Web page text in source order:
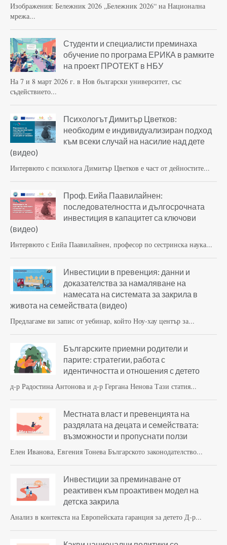
Изображения: Бележник 2026 „Бележник 2026“ на Национална
мрежа...
Студенти и специалисти преминаха
обучение по програма ЕРИКА в рамките
на проект ПРОТЕКТ в НБУ
На 7 и 8 март 2026 г. в Нов български университет, със
съдействието...
Психологът Димитър Цветков:
необходим е индивидуализиран подход
към всеки случай на насилие над дете
(видео)
Интервюто с психолога Димитър Цветков е част от дейностите...
Проф. Еийа Паавилайнен:
последователността и дългосрочната
инвестиция в капацитет са ключови
(видео)
Интервюто с Еийа Паавилайнен, професор по сестринска наука...
Инвестиции в превенция: данни и
доказателства за намаляване на
намесата на системата за закрила в
живота на семействата (видео)
Предлагаме ви запис от уебинар, който Ноу-хау център за...
Българските приемни родители и
парите: стратегии, работа с
идентичността и отношения с детето
д-р Радостина Антонова и д-р Гергана Ненова Тази статия...
Местната власт и превенцията на
раздялата на децата и семействата:
възможности и пропуснати ползи
Елен Иванова, Евгения Тонева Българското законодателство...
Инвестиции за преминаване от
реактивен към проактивен модел на
детска закрила
Анализ в контекста на Европейската гаранция за детето Д-р...